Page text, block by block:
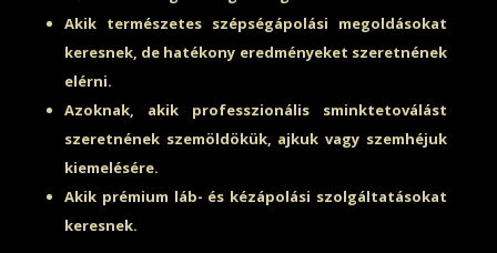
Akik természetes szépségápolási megoldásokat
keresnek, de hatékony eredményeket szeretnének
elérni.
Azoknak, akik professzionális sminktetoválást
szeretnének szemöldökük, ajkuk vagy szemhéjuk
kiemelésére.
Akik prémium láb- és kézápolási szolgáltatásokat
keresnek.